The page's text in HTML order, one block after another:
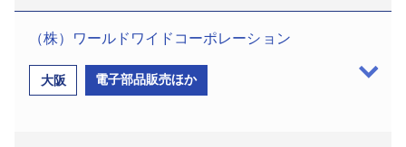
音代漁業（株）（TSR企業コード:430092040、法
人番号:9190001007298、静岡市清水区袖師町1974
（株）ワールドワイドコーポレーション
大阪 電子部品販売ほか